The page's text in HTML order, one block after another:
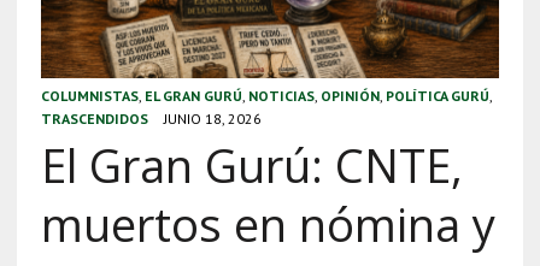
COLUMNISTAS, EL GRAN GURÚ, NOTICIAS, OPINIÓN, POLÍTICA GURÚ,
TRASCENDIDOS
JUNIO 18, 2026
El Gran Gurú: CNTE,
muertos en nómina y